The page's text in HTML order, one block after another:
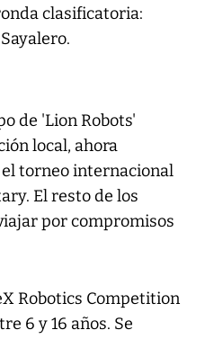
clasificatoria:
de 'Lion Robots'
local, ahora
torneo internacional
El resto de los
por compromisos
Robotics Competition
6 y 16 años. Se